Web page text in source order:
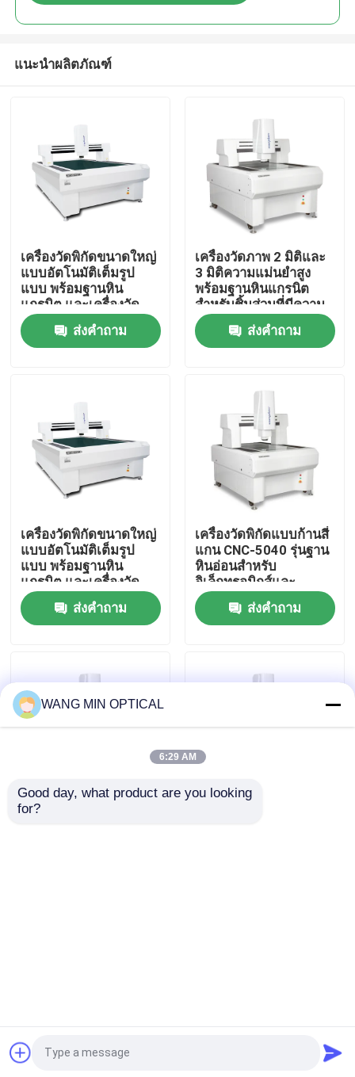
บ้าน
สินค้า
เกี่ยวกับเรา
ทัวร์โรงงาน
ติดต่อเรา
เครื่องวัดวิชั่นซีเอ็นซี
เครื่องวัดพิกัดเชิงแสง
เครื่องวัด CMM
แนะนำผลิตภัณฑ์
เครื่องวัดพิกัดขนาดใหญ่
แบบอัตโนมัติเต็มรูป
แบบ พร้อมฐานหิน
แกรนิต และเครื่องวัด
แสงความแม่นยำสูง
3um
ส่งคำถาม
เครื่องวัดภาพ 2 มิติและ
3 มิติความแม่นยำสูง
พร้อมฐานหินแกรนิต
สำหรับชิ้นส่วนที่มีความ
แม่นยำ
ส่งคำถาม
เครื่องวัดพิกัดขนาดใหญ่
แบบอัตโนมัติเต็มรูป
แบบ พร้อมฐานหิน
แกรนิต และเครื่องวัด
แสงความแม่นยำสูง
3um
ส่งคำถาม
เครื่องวัดพิกัดแบบก้านสี่
แกน CNC-5040 รุ่นฐาน
หินอ่อนสำหรับ
อิเล็กทรอนิกส์และ
พลาสติก
ส่งคำถาม
เครื่องวัดพิกัดแกนทรี
จีน.Copyright © 2026 Dongguan Wang Min
WANG MIN OPTICAL
6:29 AM
Good day, what product are you looking
for?